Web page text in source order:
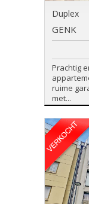
Duplex
GENK
Prachtig
ruime
met...